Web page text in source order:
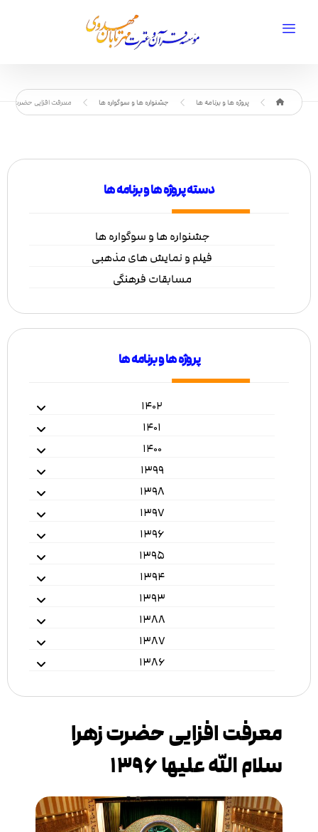
پروژه ها و برنامه ها جشنواره ها و سوگواره ها معرفت افزایی حضرت زهرا
دسته پروژه ها و برنامه ها
جشنواره ها و سوگواره ها
فیلم و نمایش های مذهبی
مسابقات فرهنگی
پروژه ها و برنامه ها
۱۴۰۲
۱۴۰۱
۱۴۰۰
۱۳۹۹
۱۳۹۸
۱۳۹۷
۱۳۹۶
۱۳۹۵
۱۳۹۴
۱۳۹۳
۱۳۸۸
۱۳۸۷
۱۳۸۶
معرفت افزایی حضرت زهرا
سلام الله علیها ۱۳۹۶